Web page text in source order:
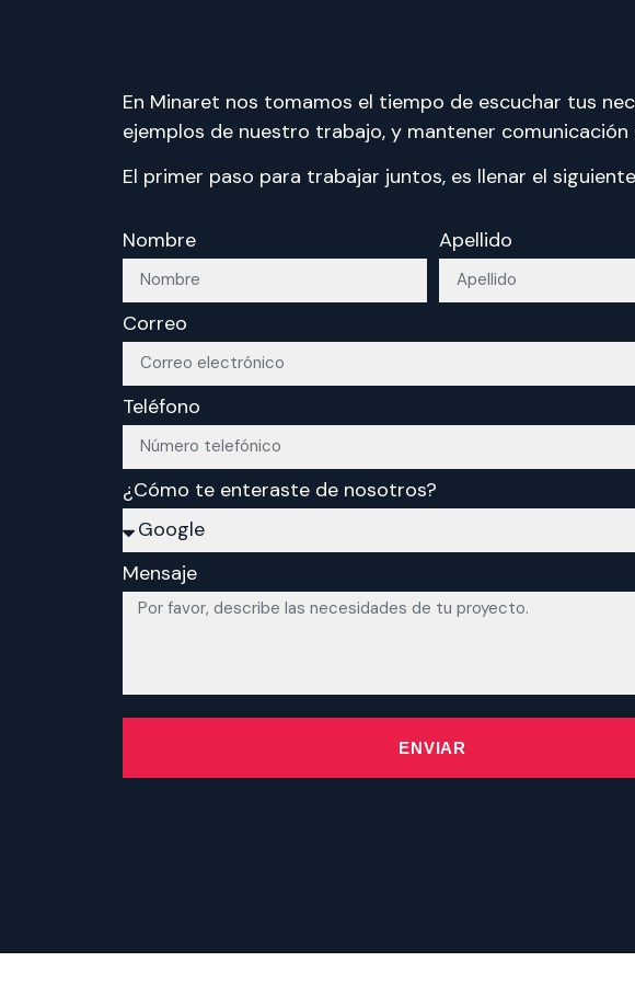
En Minaret nos tomamos el tiempo de escuchar tus
ejemplos de nuestro trabajo, y mantener
El primer paso para trabajar juntos, es llenar el
Nombre Apellido
Correo
Teléfono
¿Cómo te enteraste de nosotros?
Mensaje
ENVIAR